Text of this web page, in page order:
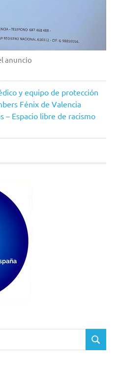
anuncio
y equipo de protección
Fénix de Valencia
– Espacio libre de racismo
BUSCAR